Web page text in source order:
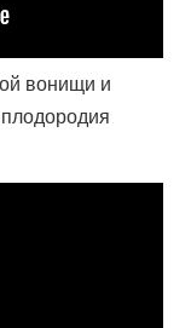
вонищи и